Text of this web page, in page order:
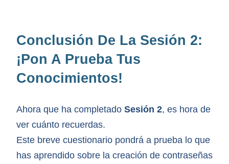
Conclusión De La Sesión 2:
¡Pon A Prueba Tus
Conocimientos!
Ahora que ha completado Sesión 2, es hora de
ver cuánto recuerdas.
Este breve cuestionario pondrá a prueba lo que
has aprendido sobre la creación de contraseñas